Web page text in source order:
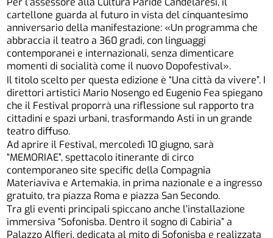
cartellone guarda al futuro in vista del cinquantesimo
anniversario della manifestazione: «Un programma che
abbraccia il teatro a 360 gradi, con linguaggi
contemporanei e internazionali, senza dimenticare
momenti di socialità come il nuovo Dopofestival».
Il titolo scelto per questa edizione è “Una città da vivere”. I
direttori artistici Mario Nosengo ed Eugenio Fea spiegano
che il Festival proporrà una riflessione sul rapporto tra
cittadini e spazi urbani, trasformando Asti in un grande
teatro diffuso.
Ad aprire il Festival, mercoledì 10 giugno, sarà
“MEMORIAE”, spettacolo itinerante di circo
contemporaneo site specific della Compagnia
Materiaviva e Artemakia, in prima nazionale e a ingresso
gratuito, tra piazza Roma e piazza San Secondo.
Tra gli eventi principali spiccano anche l’installazione
immersiva “Sofonisba. Dentro il sogno di Cabiria” a
Palazzo Alfieri, dedicata al mito di Sofonisba e realizzata